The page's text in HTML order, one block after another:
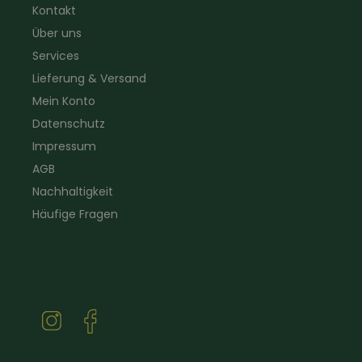
Gartenbau
Sanitär
Elektriker- und Installateur
Logistikbekleidung
Kontakt
Über uns
Services
Lieferung & Versand
Mein Konto
Datenschutz
Impressum
AGB
Nachhaltigkeit
Häufige Fragen